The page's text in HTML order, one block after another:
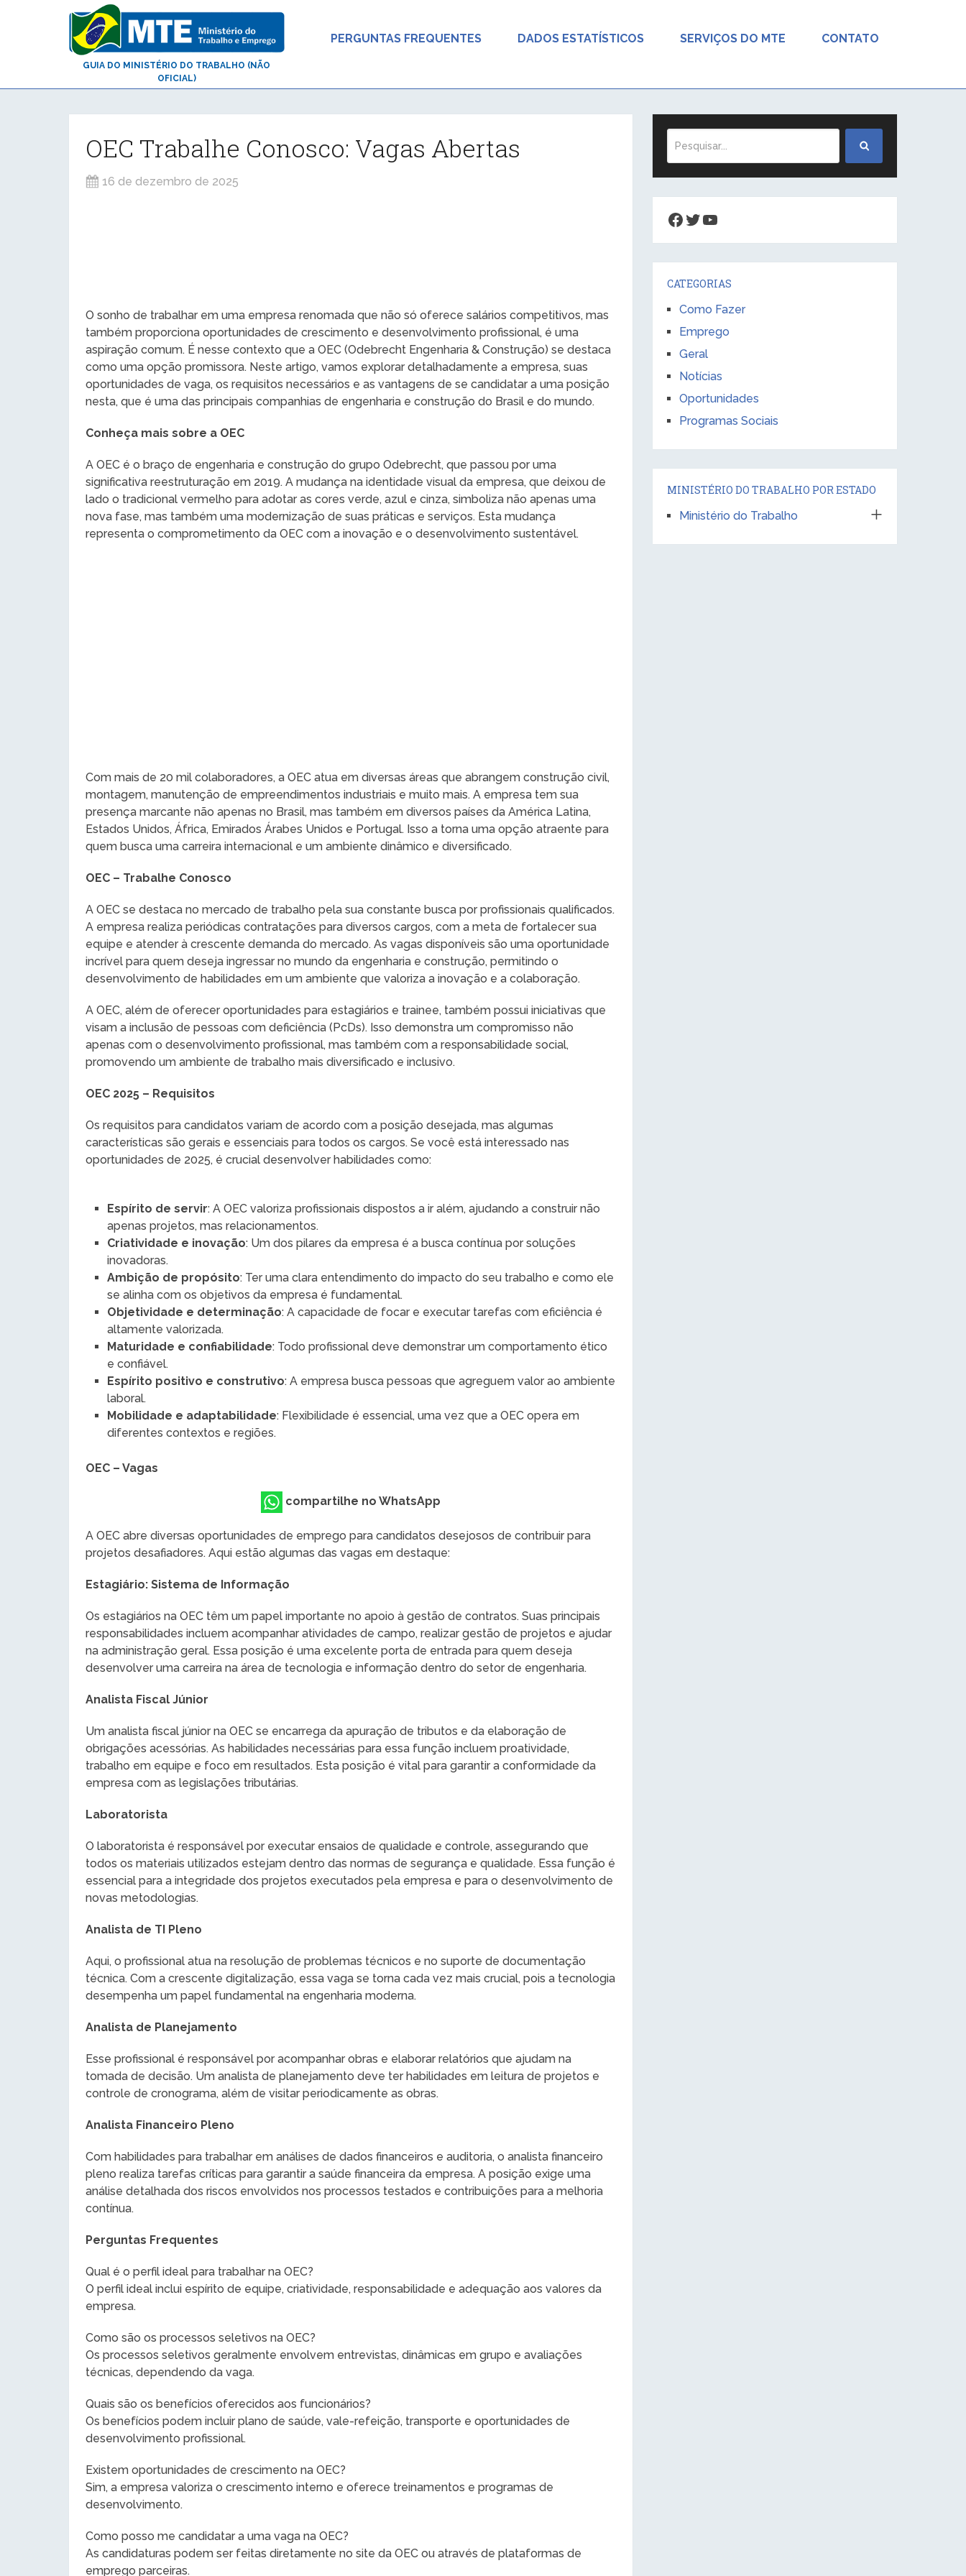
GUIA DO MINISTÉRIO DO TRABALHO (NÃO
OFICIAL)
PERGUNTAS FREQUENTES DADOS ESTATÍSTICOS SERVIÇOS DO MTE CONTATO
OEC Trabalhe Conosco: Vagas Abertas
16 de dezembro de 2025
O sonho de trabalhar em uma empresa renomada que não só oferece salários competitivos, mas
também proporciona oportunidades de crescimento e desenvolvimento profissional, é uma
aspiração comum. É nesse contexto que a OEC (Odebrecht Engenharia & Construção) se destaca
como uma opção promissora. Neste artigo, vamos explorar detalhadamente a empresa, suas
oportunidades de vaga, os requisitos necessários e as vantagens de se candidatar a uma posição
nesta, que é uma das principais companhias de engenharia e construção do Brasil e do mundo.
Conheça mais sobre a OEC
A OEC é o braço de engenharia e construção do grupo Odebrecht, que passou por uma
significativa reestruturação em 2019. A mudança na identidade visual da empresa, que deixou de
lado o tradicional vermelho para adotar as cores verde, azul e cinza, simboliza não apenas uma
nova fase, mas também uma modernização de suas práticas e serviços. Esta mudança
representa o comprometimento da OEC com a inovação e o desenvolvimento sustentável.
Com mais de 20 mil colaboradores, a OEC atua em diversas áreas que abrangem construção civil,
montagem, manutenção de empreendimentos industriais e muito mais. A empresa tem sua
presença marcante não apenas no Brasil, mas também em diversos países da América Latina,
Estados Unidos, África, Emirados Árabes Unidos e Portugal. Isso a torna uma opção atraente para
quem busca uma carreira internacional e um ambiente dinâmico e diversificado.
OEC – Trabalhe Conosco
A OEC se destaca no mercado de trabalho pela sua constante busca por profissionais qualificados.
A empresa realiza periódicas contratações para diversos cargos, com a meta de fortalecer sua
equipe e atender à crescente demanda do mercado. As vagas disponíveis são uma oportunidade
incrível para quem deseja ingressar no mundo da engenharia e construção, permitindo o
desenvolvimento de habilidades em um ambiente que valoriza a inovação e a colaboração.
A OEC, além de oferecer oportunidades para estagiários e trainee, também possui iniciativas que
visam a inclusão de pessoas com deficiência (PcDs). Isso demonstra um compromisso não
apenas com o desenvolvimento profissional, mas também com a responsabilidade social,
promovendo um ambiente de trabalho mais diversificado e inclusivo.
OEC 2025 – Requisitos
Os requisitos para candidatos variam de acordo com a posição desejada, mas algumas
características são gerais e essenciais para todos os cargos. Se você está interessado nas
oportunidades de 2025, é crucial desenvolver habilidades como:
Espírito de servir: A OEC valoriza profissionais dispostos a ir além, ajudando a construir não
apenas projetos, mas relacionamentos.
Criatividade e inovação: Um dos pilares da empresa é a busca contínua por soluções
inovadoras.
Ambição de propósito: Ter uma clara entendimento do impacto do seu trabalho e como ele
se alinha com os objetivos da empresa é fundamental.
Objetividade e determinação: A capacidade de focar e executar tarefas com eficiência é
altamente valorizada.
Maturidade e confiabilidade: Todo profissional deve demonstrar um comportamento ético
e confiável.
Espírito positivo e construtivo: A empresa busca pessoas que agreguem valor ao ambiente
laboral.
Mobilidade e adaptabilidade: Flexibilidade é essencial, uma vez que a OEC opera em
diferentes contextos e regiões.
OEC – Vagas
compartilhe no WhatsApp
A OEC abre diversas oportunidades de emprego para candidatos desejosos de contribuir para
projetos desafiadores. Aqui estão algumas das vagas em destaque:
Estagiário: Sistema de Informação
Os estagiários na OEC têm um papel importante no apoio à gestão de contratos. Suas principais
responsabilidades incluem acompanhar atividades de campo, realizar gestão de projetos e ajudar
na administração geral. Essa posição é uma excelente porta de entrada para quem deseja
desenvolver uma carreira na área de tecnologia e informação dentro do setor de engenharia.
Analista Fiscal Júnior
Um analista fiscal júnior na OEC se encarrega da apuração de tributos e da elaboração de
obrigações acessórias. As habilidades necessárias para essa função incluem proatividade,
trabalho em equipe e foco em resultados. Esta posição é vital para garantir a conformidade da
empresa com as legislações tributárias.
Laboratorista
O laboratorista é responsável por executar ensaios de qualidade e controle, assegurando que
todos os materiais utilizados estejam dentro das normas de segurança e qualidade. Essa função é
essencial para a integridade dos projetos executados pela empresa e para o desenvolvimento de
novas metodologias.
Analista de TI Pleno
Aqui, o profissional atua na resolução de problemas técnicos e no suporte de documentação
técnica. Com a crescente digitalização, essa vaga se torna cada vez mais crucial, pois a tecnologia
desempenha um papel fundamental na engenharia moderna.
Analista de Planejamento
Esse profissional é responsável por acompanhar obras e elaborar relatórios que ajudam na
tomada de decisão. Um analista de planejamento deve ter habilidades em leitura de projetos e
controle de cronograma, além de visitar periodicamente as obras.
Analista Financeiro Pleno
Com habilidades para trabalhar em análises de dados financeiros e auditoria, o analista financeiro
pleno realiza tarefas críticas para garantir a saúde financeira da empresa. A posição exige uma
análise detalhada dos riscos envolvidos nos processos testados e contribuições para a melhoria
contínua.
Perguntas Frequentes
Qual é o perfil ideal para trabalhar na OEC?
O perfil ideal inclui espírito de equipe, criatividade, responsabilidade e adequação aos valores da
empresa.
Como são os processos seletivos na OEC?
Os processos seletivos geralmente envolvem entrevistas, dinâmicas em grupo e avaliações
técnicas, dependendo da vaga.
Quais são os benefícios oferecidos aos funcionários?
Os benefícios podem incluir plano de saúde, vale-refeição, transporte e oportunidades de
desenvolvimento profissional.
Existem oportunidades de crescimento na OEC?
Sim, a empresa valoriza o crescimento interno e oferece treinamentos e programas de
desenvolvimento.
Como posso me candidatar a uma vaga na OEC?
As candidaturas podem ser feitas diretamente no site da OEC ou através de plataformas de
emprego parceiras.
Facebook
Twitter
Youtube
CATEGORIAS
Como Fazer
Emprego
Geral
Notícias
Oportunidades
Programas Sociais
MINISTÉRIO DO TRABALHO POR ESTADO
Ministério do Trabalho